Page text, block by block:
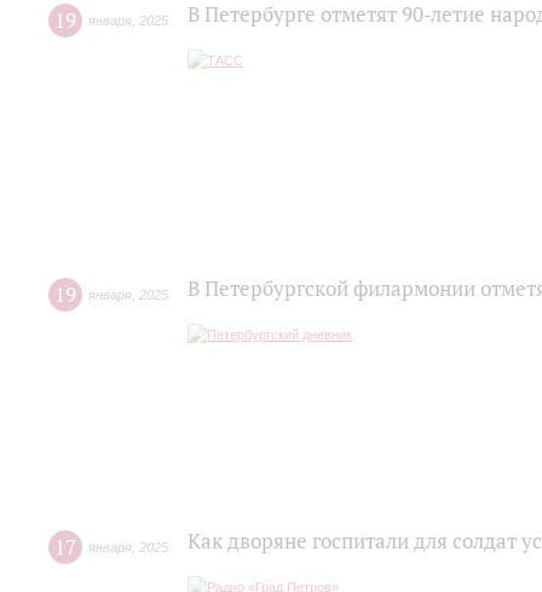
19 января 2025 В Петербурге отметят 90-летие
19 января 2025 В Петербургской филармонии
17 января 2025 Как дворяне госпитали для солдат